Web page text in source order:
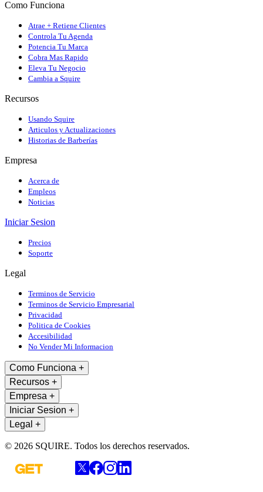
Como Funciona
Atrae + Retiene Clientes
Controla Tu Agenda
Potencia Tu Marca
Cobra Mas Rapido
Eleva Tu Negocio
Cambia a Squire
Recursos
Usando Squire
Articulos y Actualizaciones
Historias de Barberías
Empresa
Acerca de
Empleos
Noticias
Iniciar Sesion
Precios
Soporte
Legal
Terminos de Servicio
Terminos de Servicio Empresarial
Privacidad
Politica de Cookies
Accesibilidad
No Vender Mi Informacion
Como Funciona +
Recursos +
Empresa +
Iniciar Sesion +
Legal +
© 2026 SQUIRE. Todos los derechos reservados.